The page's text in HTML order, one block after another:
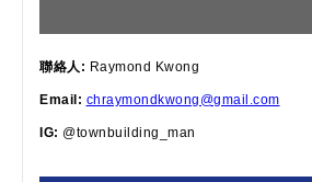
聯絡人: Raymond Kwong
Email: chraymondkwong@gmail.com
IG: @townbuilding_man